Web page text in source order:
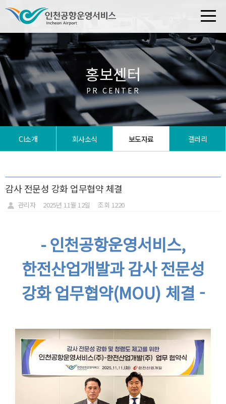
CI소개 회사소식 보도자료 갤러리
홍보센터
PR CENTER
감사 전문성 강화 업무협약 체결
관리자 2025년 11월 12일 조회 1220
- 인천공항운영서비스,
한전산업개발과 감사 전문성
강화 업무협약(MOU) 체결 -